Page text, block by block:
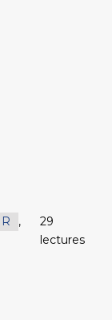
,
29
lectures